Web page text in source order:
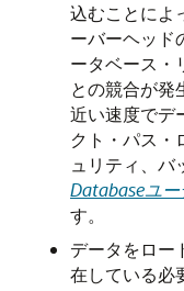
込むことによ
ーバーヘッド
ータベース・
との競合が発
近い速度でデ
クト・パス・
ュリティ、バ
Databaseユー
す。
データをロー
在している必